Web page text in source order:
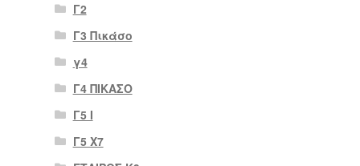
Γ2
Γ3 Πικάσο
γ4
Γ4 ΠΙΚΑΣΟ
Γ5 Ι
Γ5 Χ7